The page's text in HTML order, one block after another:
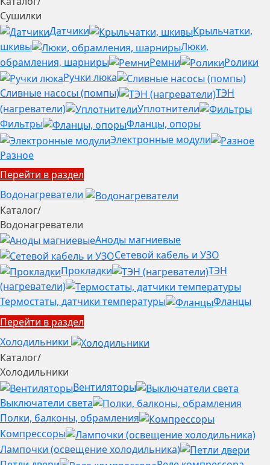
Сушилки
Датчики
Крыльчатки,
шкивы
Люки,
обрамления, шарниры
Ремни
Ролики
Ручки люка
Сливные насосы (помпы)
ТЭН
(нагреватели)
Уплотнители
Фильтры
Фланцы, опоры
Электронные модули
Разное
Перейти в раздел
Водонагреватели
Каталог/
Водонагреватели
Аноды магниевые
Сетевой кабель и УЗО
Прокладки
ТЭН
(нагреватели)
Термостаты, датчики температуры
Фланцы
Перейти в раздел
Холодильники
Каталог/
Холодильники
Вентиляторы
Выключатели света
Полки, балконы, обрамления
Компрессоры
Лампочки (освещение холодильника)